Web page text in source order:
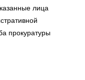
лица
прокуратуры